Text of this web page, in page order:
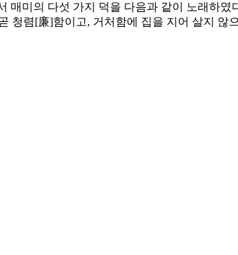
미의 다섯 가지 덕을 다음과 같이 노래하
청렴[廉]함이고, 거처함에 집을 지어 살지